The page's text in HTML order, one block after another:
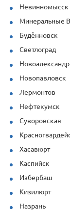
Невинномысск
Минеральные
Будённовск
Светлоград
Новопавловск
Лермонтов
Нефтекумск
Суворовская
Хасавюрт
Каспийск
Избербаш
Кизилюрт
Назрань